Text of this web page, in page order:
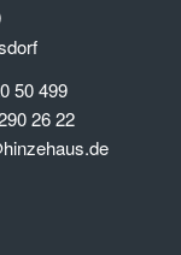
50 499
26 22